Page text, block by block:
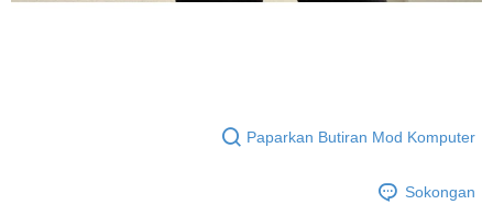
Paparkan Butiran Mod Komputer
Sokongan